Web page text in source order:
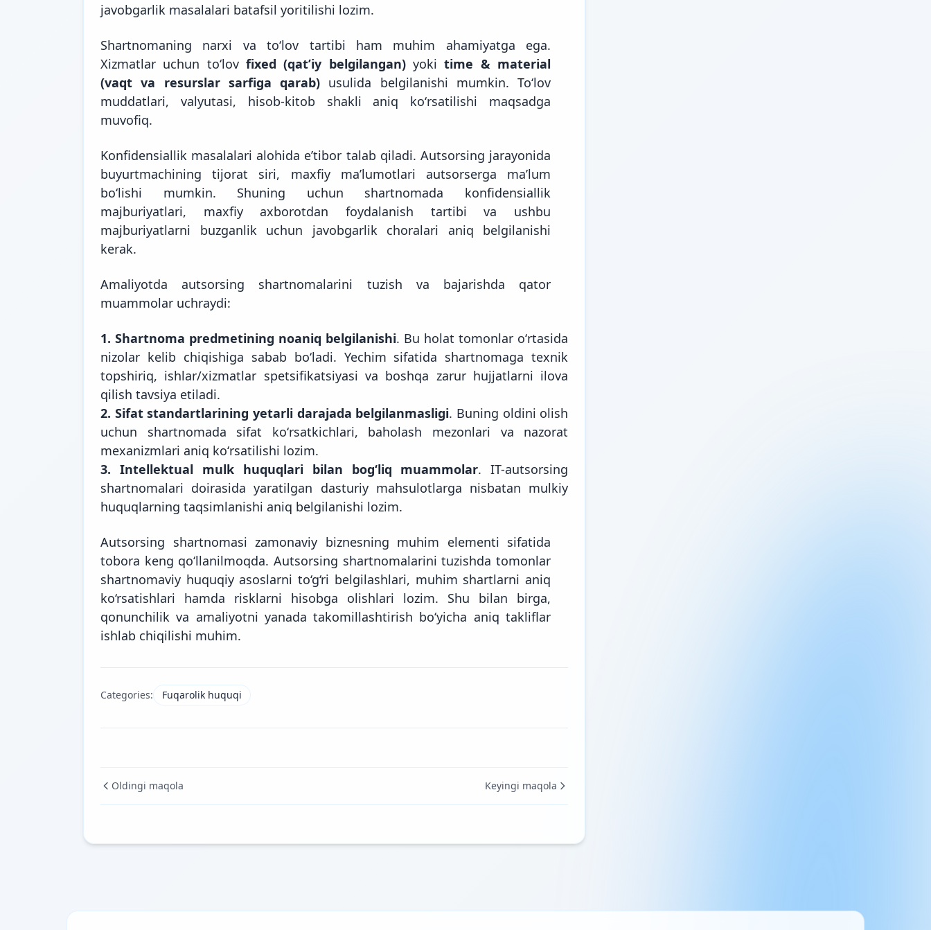
javobgarlik masalalari batafsil yoritilishi lozim.
Shartnomaning narxi va toʻlov tartibi ham muhim ahamiyatga ega.
Xizmatlar uchun toʻlov fixed (qatʼiy belgilangan)yokitime & material
(vaqt va resurslar sarfiga qarab) usulida belgilanishi mumkin. Toʻlov
muddatlari, valyutasi, hisob-kitob shakli aniq koʻrsatilishi maqsadga
muvofiq.
Konfidensiallik masalalari alohida eʼtibor talab qiladi. Autsorsing jarayonida
buyurtmachining tijorat siri, maxfiy maʼlumotlari autsorserga maʼlum
boʻlishi mumkin. Shuning uchun shartnomada konfidensiallik
majburiyatlari, maxfiy axborotdan foydalanish tartibi va ushbu
majburiyatlarni buzganlik uchun javobgarlik choralari aniq belgilanishi
kerak.
Amaliyotda autsorsing shartnomalarini tuzish va bajarishda qator
muammolar uchraydi:
1. Shartnoma predmetining noaniq belgilanishi. Bu holat tomonlar oʻrtasida
nizolar kelib chiqishiga sabab boʻladi. Yechim sifatida shartnomaga texnik
topshiriq, ishlar/xizmatlar spetsifikatsiyasi va boshqa zarur hujjatlarni ilova
qilish tavsiya etiladi.
2. Sifat standartlarining yetarli darajada belgilanmasligi. Buning oldini olish
uchun shartnomada sifat koʻrsatkichlari, baholash mezonlari va nazorat
mexanizmlari aniq koʻrsatilishi lozim.
3. Intellektual mulk huquqlari bilan bogʻliq muammolar. IT-autsorsing
shartnomalari doirasida yaratilgan dasturiy mahsulotlarga nisbatan mulkiy
huquqlarning taqsimlanishi aniq belgilanishi lozim.
Autsorsing shartnomasi zamonaviy biznesning muhim elementi sifatida
tobora keng qoʻllanilmoqda. Autsorsing shartnomalarini tuzishda tomonlar
shartnomaviy huquqiy asoslarni to‘g‘ri belgilashlari, muhim shartlarni aniq
ko‘rsatishlari hamda risklarni hisobga olishlari lozim. Shu bilan birga,
qonunchilik va amaliyotni yanada takomillashtirish bo‘yicha aniq takliflar
ishlab chiqilishi muhim.
Categories: Fuqarolik huquqi
Oldingi maqola Keyingi maqola